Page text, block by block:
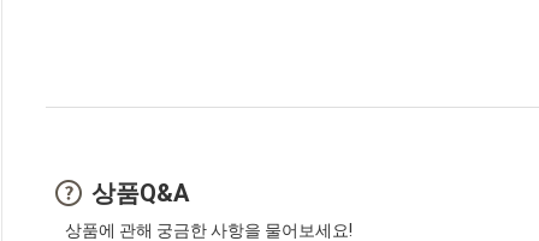
상품Q&A
상품에 관해 궁금한 사항을 물어보세요!